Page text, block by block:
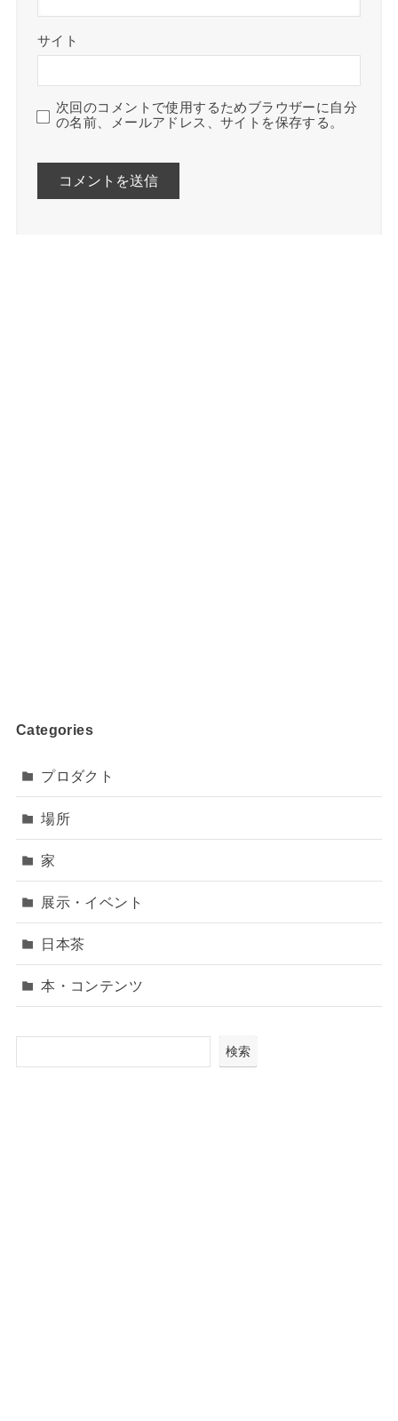
サイト
次回のコメントで使用するためブラウザーに自分
の名前、メールアドレス、サイトを保存する。
Categories
プロダクト
場所
家
展示・イベント
日本茶
本・コンテンツ
検索